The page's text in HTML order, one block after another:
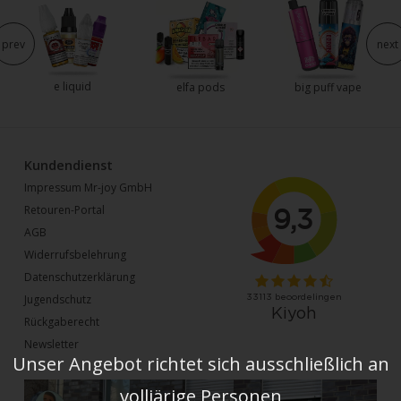
e liquid elfa pods big puff vape
prev next
Kundendienst
Impressum Mr-joy GmbH
Retouren-Portal
AGB
Widerrufsbelehrung
Datenschutzerklärung
Jugendschutz
Rückgaberecht
Newsletter
Unser Angebot richtet sich ausschließlich an
volljärige Personen